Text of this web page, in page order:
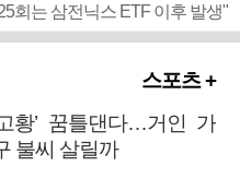
회는 삼전닉스 ETF 이후 발생"
스포츠 +
황’ 꿈틀댄다…거인 가
불씨 살릴까